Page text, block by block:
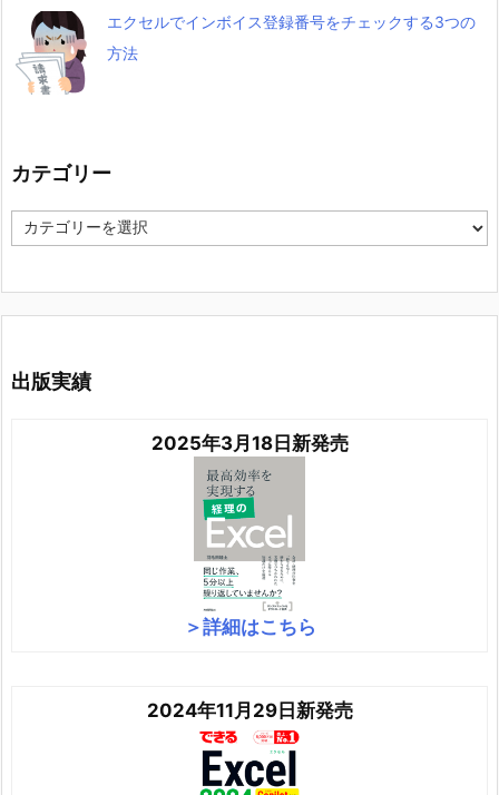
エクセルでインボイス登録番号をチェックする3つの
方法
カテゴリー
カ
テ
リ
出版実績
2025年3月18日新発売
＞詳細はこちら
2024年11月29日新発売